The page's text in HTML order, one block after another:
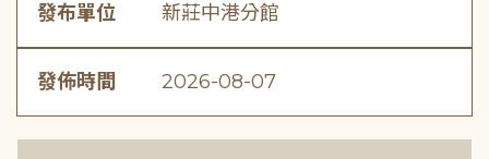
發布單位 新莊中港分館
發佈時間 2026-08-07